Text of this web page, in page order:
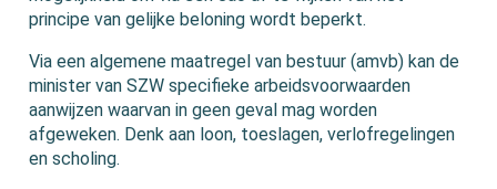
principe van gelijke beloning wordt beperkt.
Via een algemene maatregel van bestuur (amvb) kan de
minister van SZW specifieke arbeidsvoorwaarden
aanwijzen waarvan in geen geval mag worden
afgeweken. Denk aan loon, toeslagen, verlofregelingen
en scholing.